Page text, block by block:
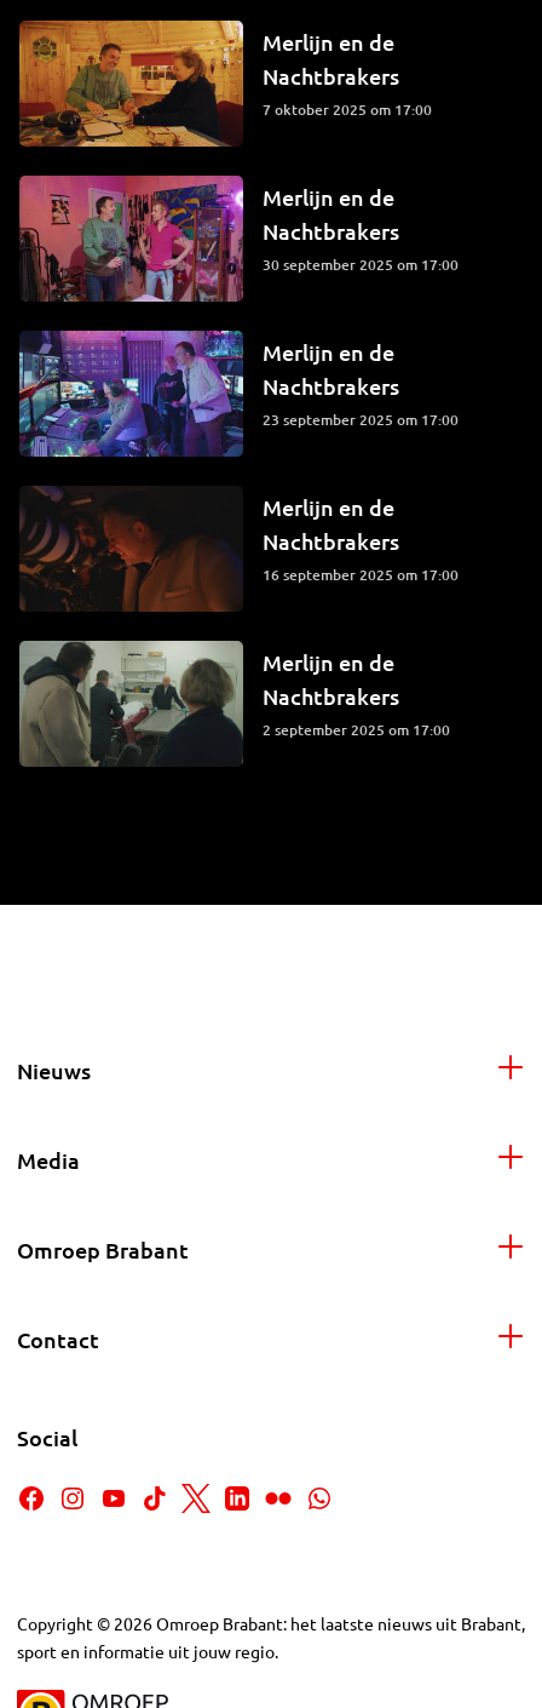
Merlijn en de
Nachtbrakers
7 oktober 2025 om 17:00
Merlijn en de
Nachtbrakers
30 september 2025 om 17:00
Merlijn en de
Nachtbrakers
23 september 2025 om 17:00
Merlijn en de
Nachtbrakers
16 september 2025 om 17:00
Merlijn en de
Nachtbrakers
2 september 2025 om 17:00
Nieuws
Media
Omroep Brabant
Contact
Social
Copyright © 2026Omroep Brabant: het laatste nieuws uit Brabant,
sport en informatie uit jouw regio.